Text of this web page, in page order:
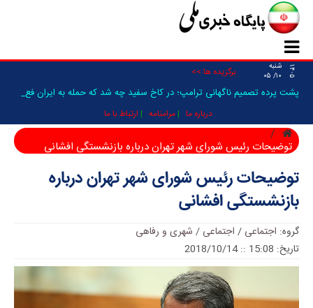
۱۴۰۵
شنبه
۱۰/ ۰۵
برگزیده ها >>
پشت پرده تصمیم ناگهانی ترامپ؛ در کاخ سفید چه شد که حمله به ایران فعلا
درباره ما مرامنامه ارتباط با ما
توضیحات رئیس شورای شهر تهران درباره بازنشستگی افشانی
توضیحات رئیس شورای شهر تهران درباره
بازنشستگی افشانی
گروه: اجتماعی / اجتماعی / شهری و رفاهی
تاریخ: 15:08 :: 2018/10/14